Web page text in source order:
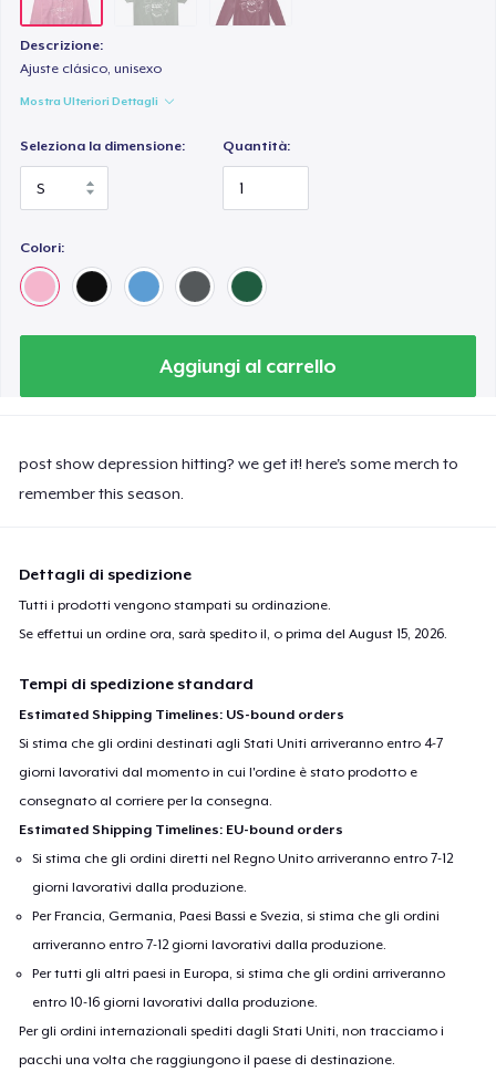
Descrizione:
Ajuste clásico, unisexo
Mostra Ulteriori Dettagli
Seleziona la dimensione: Quantità:
Colori:
Aggiungi al carrello
post show depression hitting? we get it! here's some merch to
remember this season.
Dettagli di spedizione
Tutti i prodotti vengono stampati su ordinazione.
Se effettui un ordine ora, sarà spedito il, o prima delAugust 15, 2026.
Tempi di spedizione standard
Estimated Shipping Timelines: US-bound orders
Si stima che gli ordini destinati agli Stati Uniti arriveranno entro 4-7
giorni lavorativi dal momento in cui l'ordine è stato prodotto e
consegnato al corriere per la consegna.
Estimated Shipping Timelines: EU-bound orders
Si stima che gli ordini diretti nel Regno Unito arriveranno entro 7-12
giorni lavorativi dalla produzione.
Per Francia, Germania, Paesi Bassi e Svezia, si stima che gli ordini
arriveranno entro 7-12 giorni lavorativi dalla produzione.
Per tutti gli altri paesi in Europa, si stima che gli ordini arriveranno
entro 10-16 giorni lavorativi dalla produzione.
Per gli ordini internazionali spediti dagli Stati Uniti, non tracciamo i
pacchi una volta che raggiungono il paese di destinazione.